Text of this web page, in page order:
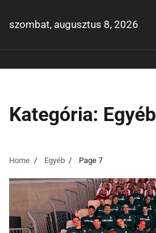
szombat, augusztus 8, 2026
Kategória: Egyéb
Home Egyéb Page 7